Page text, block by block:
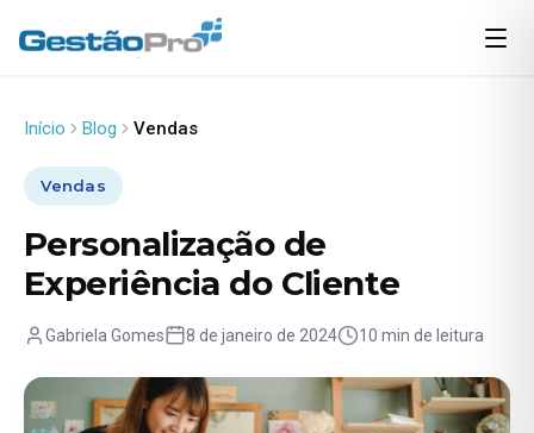
Início Blog Vendas
Vendas
Personalização de
Experiência do Cliente
Gabriela Gomes 8 de janeiro de 2024 10 min de leitura